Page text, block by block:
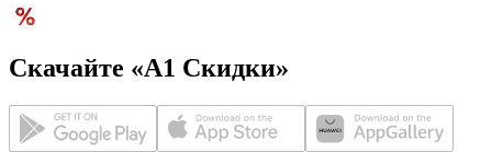
Скачайте «А1 Скидки»